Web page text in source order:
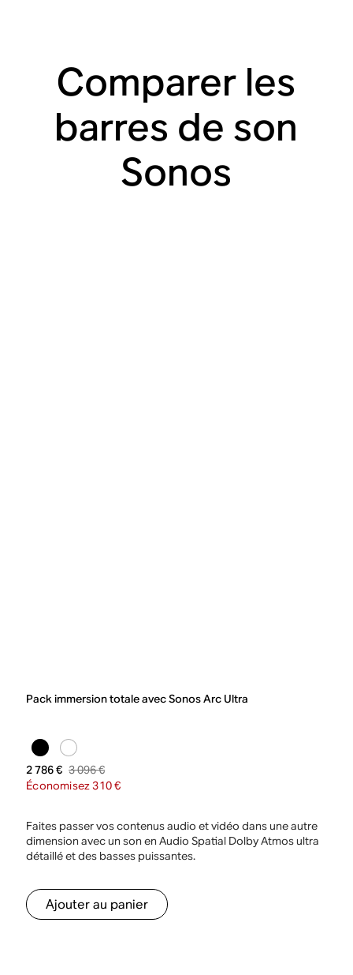
Comparer les
barres de son
Sonos
Pack immersion totale avec Sonos Arc Ultra
2 786 € 3 096 €
Économisez 310 €
Faites passer vos contenus audio et vidéo dans une autre
dimension avec un son en Audio Spatial Dolby Atmos ultra
détaillé et des basses puissantes.
Ajouter au panier